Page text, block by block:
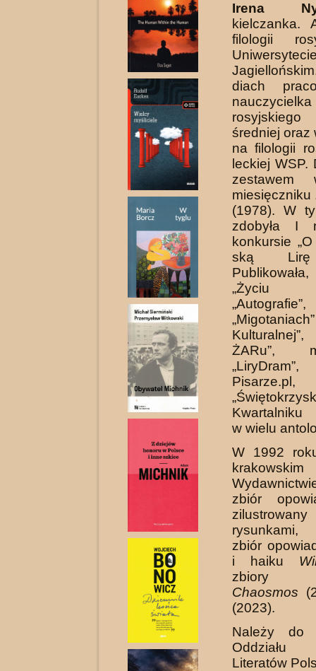
Irena
kielczanka.
filologii
diach
średniej oraz
na filologii
leckiej WSP.
zestawem
miesięczniku
(1978). W
zdobyła I
konkursie
ską Lirę
„Życiu
„Autografie”,
ŻARu”,
Kwartalniku
w wielu
W 1992
krakowskim
zbiór
zbiór
i haiku
zbiory
Chaosmos
(2023).
Należy do
Literatów